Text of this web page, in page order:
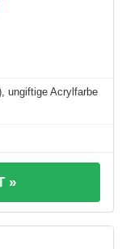
ungiftige Acrylfarbe
»